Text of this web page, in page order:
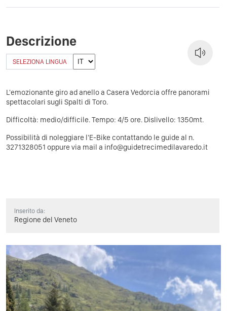
Descrizione
SELEZIONA LINGUA
L'emozionante giro ad anello a Casera Vedorcia offre panorami
spettacolari sugli Spalti di Toro.
Difficoltà: medio/difficile. Tempo: 4/5 ore. Dislivello: 1350mt.
Possibilità di noleggiare l'E-Bike contattando le guide al n.
3271328051 oppure via mail a info@guidetrecimedilavaredo.it
Inserito da:
Regione del Veneto